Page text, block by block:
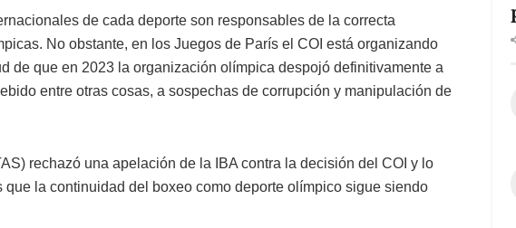
de cada deporte son responsables de la correcta
No obstante, en los Juegos de París el COI está organizando
de que en 2023 la organización olímpica despojó definitivamente a
entre otras cosas, a sospechas de corrupción y manipulación de
rechazó una apelación de la IBA contra la decisión del COI y lo
la continuidad del boxeo como deporte olímpico sigue siendo